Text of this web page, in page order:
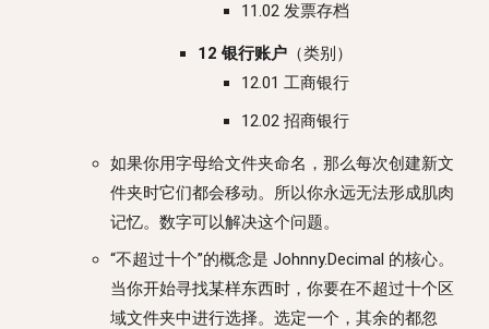
11.02 发票存档
12 银行账户 （类别）
12.01 工商银行
12.02 招商银行
如果你用字母给文件夹命名，那么每次创建新文
件夹时它们都会移动。所以你永远无法形成肌肉
记忆。数字可以解决这个问题。
“不超过十个”的概念是 Johnny.Decimal 的核心。
当你开始寻找某样东西时，你要在不超过十个区
域文件夹中进行选择。选定一个，其余的都忽